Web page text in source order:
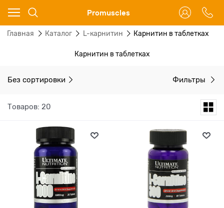
Promuscles
Главная Каталог L-карнитин Карнитин в таблетках
Карнитин в таблетках
Без сортировки Фильтры
Товаров: 20
Ваш город - Москва,
угадали?
ДА НЕТ